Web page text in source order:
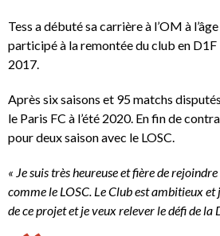
Tess a débuté sa carrière à l’OM à
participé à la remontée du club en
2017.
Après six saisons et 95 matchs
le Paris FC à l’été 2020. En fin de
pour deux saison avec le LOSC.
« Je suis très heureuse et fière de
comme le LOSC. Le Club est ambitieux
de ce projet et je veux relever le défi de la